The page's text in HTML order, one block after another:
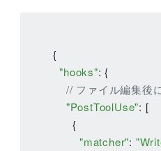
{
"hooks": {
// ファイル編集後
"PostToolUse": [
      {
"matcher":